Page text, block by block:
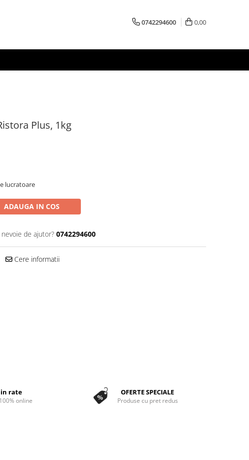
0742294600 0,00
Plus, 1kg
lucratoare
ADAUGA IN COS
nevoie de ajutor? 0742294600
Cere informatii
rate
online
OFERTE SPECIALE
Produse cu pret redus